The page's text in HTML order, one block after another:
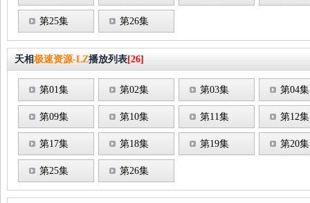
第25集 第26集
天相极速资源-LZ播放列表[26]
第01集 第02集 第03集 第04集
第09集 第10集 第11集 第12集
第17集 第18集 第19集 第20集
第25集 第26集